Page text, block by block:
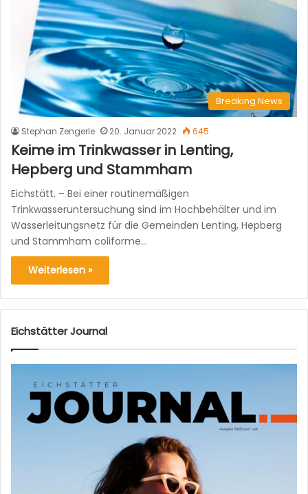
Breaking News
Stephan Zengerle 20. Januar 2022 645
Keime im Trinkwasser in Lenting,
Hepberg und Stammham
Eichstätt. – Bei einer routinemäßigen
Trinkwasseruntersuchung sind im Hochbehälter und im
Wasserleitungsnetz für die Gemeinden Lenting, Hepberg
und Stammham coliforme…
Weiterlesen »
Eichstätter Journal